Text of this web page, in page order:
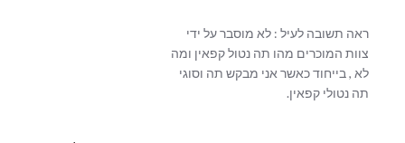
תה נטולי קפאין.